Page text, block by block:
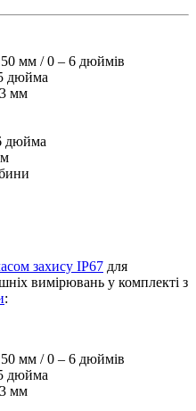
мм / 0 – 6 дюймів
дюйма
мм
дюйма
захису IP67 для
вимірювань у комплекті з
:
мм / 0 – 6 дюймів
дюйма
мм